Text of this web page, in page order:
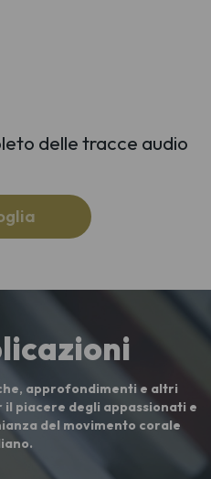
delle tracce audio
approfondimenti e altri
piacere degli appassionati e
del movimento corale